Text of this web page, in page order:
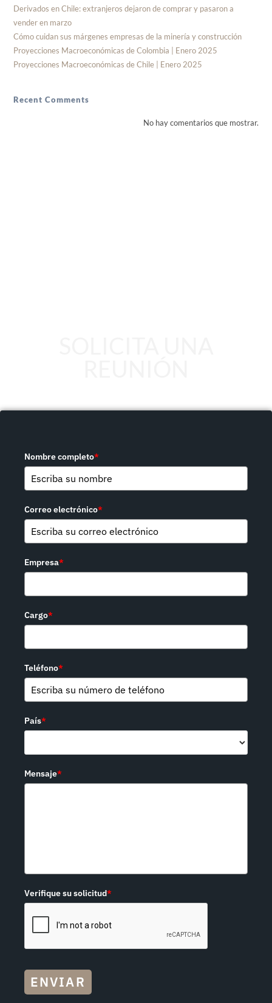
Derivados en Chile: extranjeros dejaron de comprar y pasaron a
vender en marzo
Cómo cuidan sus márgenes empresas de la minería y construcción
Proyecciones Macroeconómicas de Colombia | Enero 2025
Proyecciones Macroeconómicas de Chile | Enero 2025
Recent Comments
No hay comentarios que mostrar.
Nombre completo*
Correo electrónico*
Empresa*
Cargo*
Teléfono*
País*
Mensaje*
Verifique su solicitud*
ENVIAR